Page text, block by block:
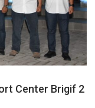
Center Brigif 2